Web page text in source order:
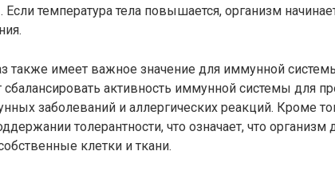
температура тела повышается, организм
также имеет важное значение для иммунной
сбалансировать активность иммунной системы для
заболеваний и аллергических реакций. Кроме
толерантности, что означает, что
клетки и ткани.